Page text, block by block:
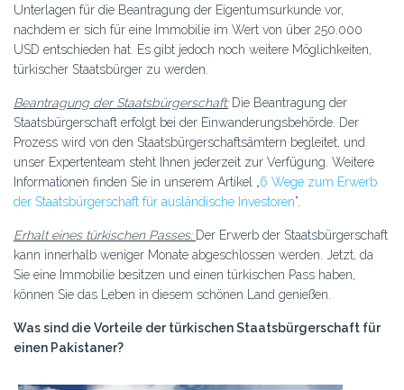
Unterlagen für die Beantragung der Eigentumsurkunde vor,
nachdem er sich für eine Immobilie im Wert von über 250.000
USD entschieden hat. Es gibt jedoch noch weitere Möglichkeiten,
türkischer Staatsbürger zu werden.
Beantragung der Staatsbürgerschaft:Die Beantragung der
Staatsbürgerschaft erfolgt bei der Einwanderungsbehörde. Der
Prozess wird von den Staatsbürgerschaftsämtern begleitet, und
unser Expertenteam steht Ihnen jederzeit zur Verfügung. Weitere
Informationen finden Sie in unserem Artikel „6 Wege zum Erwerb
der Staatsbürgerschaft für ausländische Investoren”.
Erhalt eines türkischen Passes: Der Erwerb der Staatsbürgerschaft
kann innerhalb weniger Monate abgeschlossen werden. Jetzt, da
Sie eine Immobilie besitzen und einen türkischen Pass haben,
können Sie das Leben in diesem schönen Land genießen.
Was sind die Vorteile der türkischen Staatsbürgerschaft für
einen Pakistaner?